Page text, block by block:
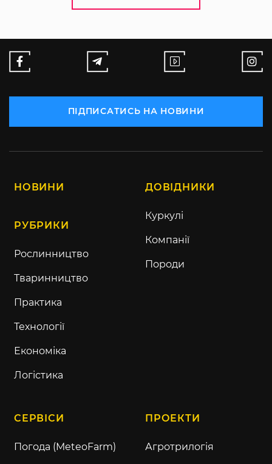
ПІДПИСАТИСЬ НА НОВИНИ
НОВИНИ
РУБРИКИ
Рослинництво
Тваринництво
Практика
Технології
Економіка
Логістика
ДОВІДНИКИ
Куркулі
Компанії
Породи
СЕРВІСИ
Погода (MeteoFarm)
ПРОЕКТИ
Агротрилогія